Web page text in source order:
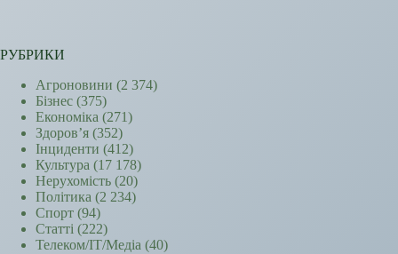
РУБРИКИ
Агроновини (2 374)
Бізнес (375)
Економіка (271)
Здоров’я (352)
Інциденти (412)
Культура (17 178)
Нерухомість (20)
Політика (2 234)
Спорт (94)
Статті (222)
Телеком/ІТ/Медіа (40)